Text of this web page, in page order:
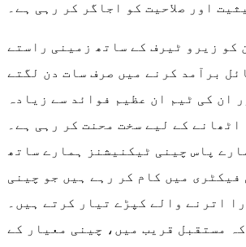
اور صلاحیت کو اجاگر کر رہی ہے۔
کو زیرو ٹیرف کے ساتھ زمینی راستے
برآمد کرنے میں صرف سات دن لگتے
ان کی ٹیم ان عظیم فوائد سے زیادہ
کے لیے سخت محنت کر رہی ہے۔
پاس چینی ٹیکنیشنز ہمارے ساتھ
فیکٹری میں کام کر رہے ہیں جو چینی
اترنے والے کپڑے تیار کرتے ہیں۔
مستقبل قریب میں، چینی معیار کے